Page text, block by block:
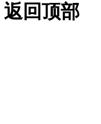
返回顶部